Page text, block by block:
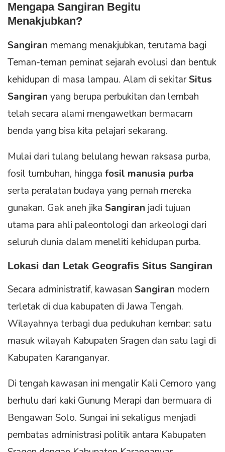
Mengapa Sangiran Begitu
Menakjubkan?
Sangiran memang menakjubkan, terutama bagi
Teman-teman peminat sejarah evolusi dan bentuk
kehidupan di masa lampau. Alam di sekitarSitus
Sangiran yang berupa perbukitan dan lembah
telah secara alami mengawetkan bermacam
benda yang bisa kita pelajari sekarang.
Mulai dari tulang belulang hewan raksasa purba,
fosil tumbuhan, hingga fosil manusia purba
serta peralatan budaya yang pernah mereka
gunakan. Gak aneh jika Sangiran jadi tujuan
utama para ahli paleontologi dan arkeologi dari
seluruh dunia dalam meneliti kehidupan purba.
Lokasi dan Letak Geografis Situs Sangiran
Secara administratif, kawasan Sangiran modern
terletak di dua kabupaten di Jawa Tengah.
Wilayahnya terbagi dua pedukuhan kembar: satu
masuk wilayah Kabupaten Sragen dan satu lagi di
Kabupaten Karanganyar.
Di tengah kawasan ini mengalir Kali Cemoro yang
berhulu dari kaki Gunung Merapi dan bermuara di
Bengawan Solo. Sungai ini sekaligus menjadi
pembatas administrasi politik antara Kabupaten